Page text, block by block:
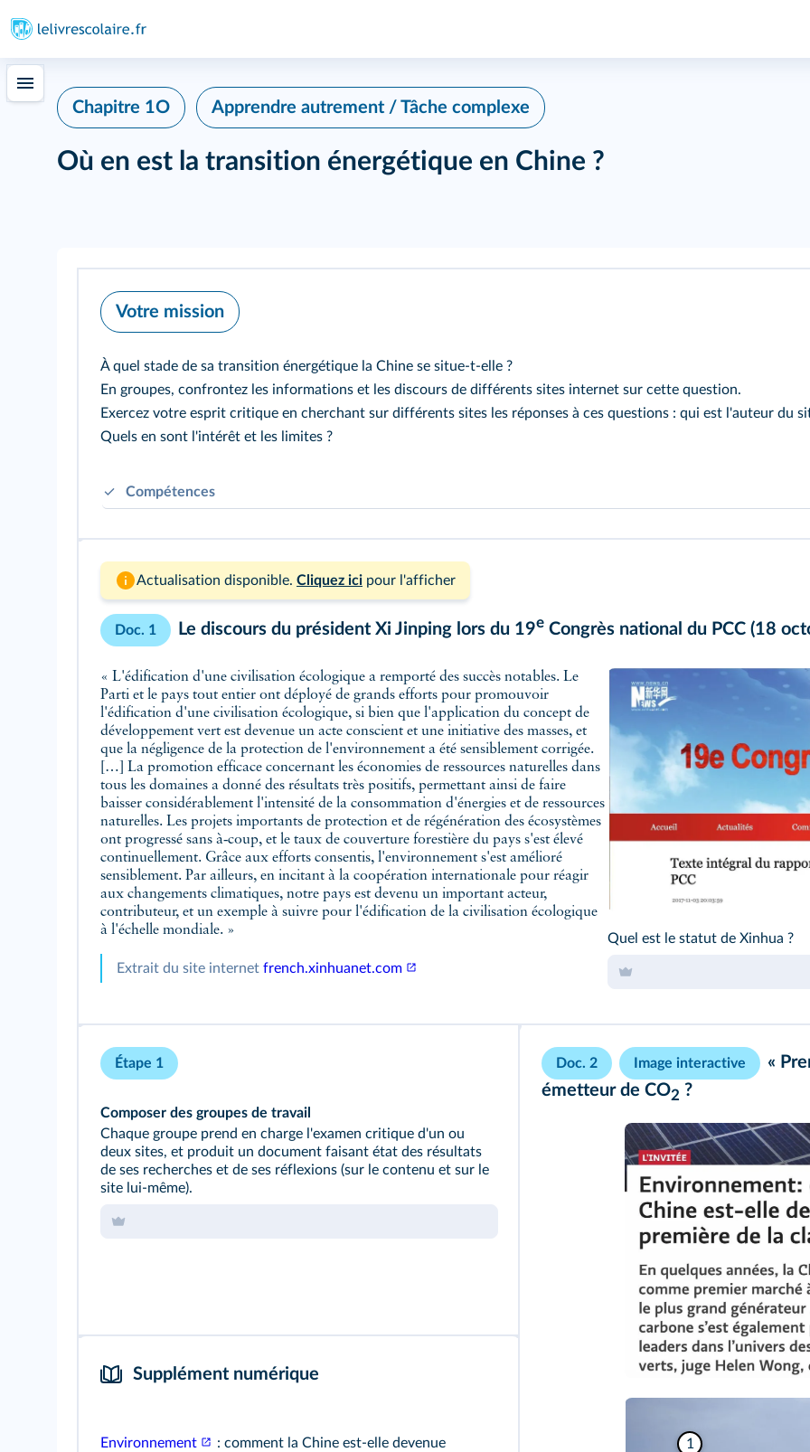
Chapitre 1O Apprendre autrement / Tâche complexe
Où en est la transition énergétique en Chine ?
Votre mission
À quel stade de sa transition énergétique la Chine se situe‑t‑elle ?
En groupes, confrontez les informations et les discours de différents sites internet sur cette question.
Exercez votre esprit critique en cherchant sur différents sites les réponses à ces questions : qui est l'auteur du
Quels en sont l'intérêt et les limites ?
Compétences
Actualisation disponible. Cliquez ici pour l'afficher
Doc. 1 Le discours du président Xi Jinping lors du 19e Congrès national du PCC (18
« L'édification d'une civilisation écologique a remporté des succès notables. Le
Parti et le pays tout entier ont déployé de grands efforts pour promouvoir
l'édification d'une civilisation écologique, si bien que l'application du concept de
développement vert est devenue un acte conscient et une initiative des masses, et
que la négligence de la protection de l'environnement a été sensiblement corrigée.
[…] La promotion efficace concernant les économies de ressources naturelles dans
tous les domaines a donné des résultats très positifs, permettant ainsi de faire
baisser considérablement l'intensité de la consommation d'énergies et de ressources
naturelles. Les projets importants de protection et de régénération des écosystèmes
ont progressé sans à‑coup, et le taux de couverture forestière du pays s'est élevé
continuellement. Grâce aux efforts consentis, l'environnement s'est amélioré
sensiblement. Par ailleurs, en incitant à la coopération internationale pour réagir
aux changements climatiques, notre pays est devenu un important acteur,
contributeur, et un exemple à suivre pour l'édification de la civilisation écologique
à l'échelle mondiale. »
Extrait du site internet french.xinhuanet.com
Quel est le statut de Xinhua ?
Étape 1
Composer des groupes de travail
Chaque groupe prend en charge l'examen critique d'un ou
deux sites, et produit un document faisant état des résultats
de ses recherches et de ses réflexions (sur le contenu et sur le
site lui‑même).
Supplément numérique
Environnement
: comment la Chine est‑elle devenue
Doc. 2 Image interactive
«
émetteur de CO2 ?
1